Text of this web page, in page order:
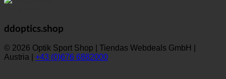
ddoptics.shop
© 2026 Optik Sport Shop | Tiendas Webdeals GmbH |
Austria | +43 (0)676 6882000